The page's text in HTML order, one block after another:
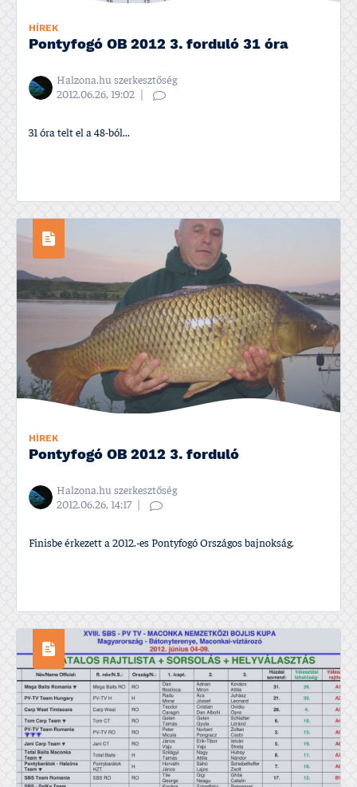
HÍREK
Pontyfogó OB 2012 3. forduló 31 óra
Halzona.hu szerkesztőség
2012.06.26, 19:02
31 óra telt el a 48-ból...
HÍREK
Pontyfogó OB 2012 3. forduló
Halzona.hu szerkesztőség
2012.06.26, 14:17
Finisbe érkezett a 2012.-es Pontyfogó Országos bajnokság.